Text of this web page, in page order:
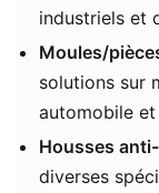
industriels et
Moules/
solutions sur
automobile
Housses
diverses